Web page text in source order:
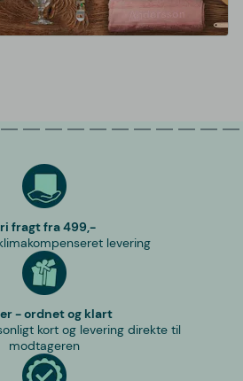
fragt fra 499,-
levering
- ordnet og klart
kort og levering direkte til
modtageren